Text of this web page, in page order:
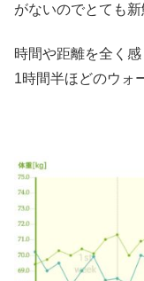
がないのでとても新
時間や距離を全く
1時間半ほどのウォ